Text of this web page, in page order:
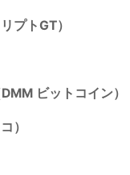
プトGT）
ビットコイン）
）